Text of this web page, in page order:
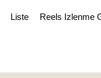
Liste Reels Izlenme